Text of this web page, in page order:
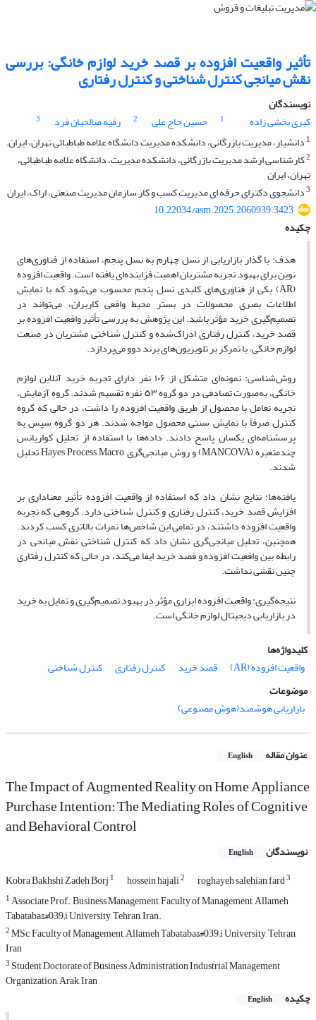
تأثیر واقعیت افزوده بر قصد خرید لوازم خانگی: بررسی
نقش میانجی کنترل شناختی و کنترل رفتاری
نویسندگان
کبری بخشی زاده
1 حسین حاج علی 2 رقیه صالحیان فرد
3
1 دانشیار، مدیریت بازرگانی، دانشکده مدیریت دانشگاه علامه طباطبائی تهران، ایران.
2کارشناسی ارشد مدیریت بازرگانی، دانشکده مدیریت، دانشگاه علامه طباطبائی،
تهران، ایران
3دانشجوی دکترای حرفه ای مدیریت کسب و کار سازمان مدیریت صنعتی، اراک، ایران
10.22034/asm.2025.2060939.3423
چکیده
هدف: با گذار بازاریابی از نسل چهارم به نسل پنجم، استفاده از فناوری‌های
نوین برای بهبود تجربه مشتریان اهمیت فزاینده‌ای یافته است. واقعیت افزوده
(AR) یکی از فناوری‌های کلیدی نسل پنجم محسوب می‌شود که با نمایش
اطلاعات بصری محصولات در بستر محیط واقعی کاربران، می‌تواند در
تصمیم‌گیری خرید مؤثر باشد. این پژوهش به بررسی تأثیر واقعیت افزوده بر
قصد خرید، کنترل رفتاری ادراک‌شده و کنترل شناختی مشتریان در صنعت
لوازم خانگی، با تمرکز بر تلویزیون‌های برند دوو می‌پردازد.
روش‌شناسی: نمونه‌ای متشکل از ۱۰۶ نفر دارای تجربه خرید آنلاین لوازم
خانگی، به‌صورت تصادفی در دو گروه ۵۳ نفره تقسیم شدند. گروه آزمایش،
تجربه تعامل با محصول از طریق واقعیت افزوده را داشت، در حالی‌ که گروه
کنترل صرفاً با نمایش سنتی محصول مواجه شدند. هر دو گروه سپس به
پرسشنامه‌ای یکسان پاسخ دادند. داده‌ها با استفاده از تحلیل کواریانس
چندمتغیره (MANCOVA) و روش میانجی‌گری Hayes Process Macro تحلیل
شدند.
یافته‌ها: نتایج نشان داد که استفاده از واقعیت افزوده تأثیر معناداری بر
افزایش قصد خرید، کنترل رفتاری و کنترل شناختی دارد. گروهی که تجربه
واقعیت افزوده داشتند، در تمامی این شاخص‌ها نمرات بالاتری کسب کردند.
همچنین، تحلیل میانجی‌گری نشان داد که کنترل شناختی نقش میانجی در
رابطه بین واقعیت افزوده و قصد خرید ایفا می‌کند، در حالی که کنترل رفتاری
چنین نقشی نداشت.
نتیجه‌گیری: واقعیت افزوده ابزاری مؤثر در بهبود تصمیم‌گیری و تمایل به خرید
در بازاریابی دیجیتال لوازم خانگی است.
کلیدواژه‌ها
واقعیت افزوده (AR)
قصد خرید کنترل رفتاری
کنترل شناختی
موضوعات
بازاریابی هوشمند(هوش مصنوعی)
عنوان مقاله English
The Impact of Augmented Reality on Home Appliance
Purchase Intention: The Mediating Roles of Cognitive
and Behavioral Control
نویسندگان English
Kobra Bakhshi Zadeh Borj 1 hossein hajali2 roghayeh salehian fard3
1Associate Prof., Business Management, Faculty of Management, Allameh
Tabataba&#039;i University, Tehran, Iran.
2MSc, Faculty of Management, Allameh Tabataba&#039;i University, Tehran,
Iran
3 Student Doctorate of Business Administration Industrial Management
Organization, Arak, Iran
چکیده
English